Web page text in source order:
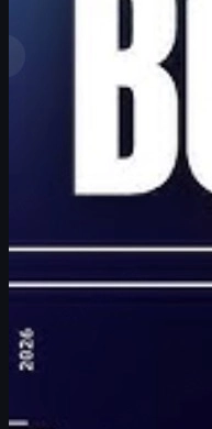
En İyi Sıralamalar